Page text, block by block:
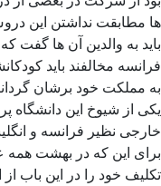
ها مطابقت نداشتن این
باید به والدین آن ها گفت
فرانسه مخالفند باید
به مملکت خود برشان
یکی از شیوخ این دانشگاه
خارجی نظیر فرانسه و
برای این که در بهشت همه
تکلیف خود را در این باب